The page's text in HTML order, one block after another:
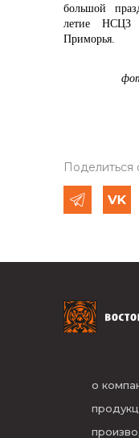
большой
летие НСЦЗ
Приморья.
Поделиться
о